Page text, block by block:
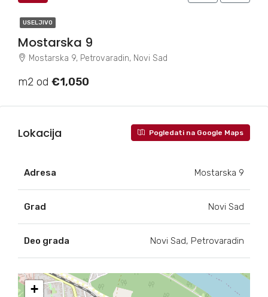
USELJIVO
Mostarska 9
Mostarska 9, Petrovaradin, Novi Sad
m2 od €1,050
Lokacija Pogledati na Google Maps
Adresa Mostarska 9
Grad Novi Sad
Deo grada Novi Sad, Petrovaradin
+